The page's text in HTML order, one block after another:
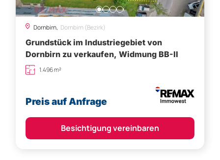
Dornbirn, Dornbirn (Bezirk)
Grundstück im Industriegebiet von
Dornbirn zu verkaufen, Widmung BB-II
1.496 m²
Preis auf Anfrage
Besichtigung vereinbaren